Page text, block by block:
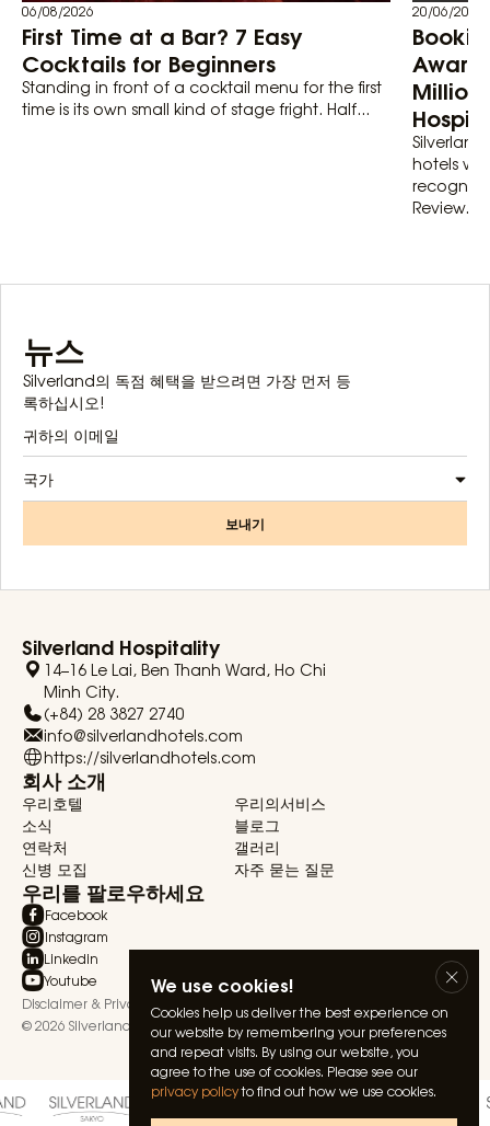
We use cookies!
Cookies help us deliver the best experience on
our website by remembering your preferences
and repeat visits. By using our website, you
agree to the use of cookies. Please see our
privacy policyto find out how we use cookies.
06/08/2026
First Time at a Bar? 7 Easy
Cocktails for Beginners
Standing in front of a cocktail menu for the first
time is its own small kind of stage fright. Half...
20/06/2026
hotels
Review...
뉴스
Silverland의 독점 혜택을 받으려면 가장 먼저 등
록하십시오!
국가
보내기
Silverland Hospitality
14–16 Le Lai, Ben Thanh Ward, Ho Chi
Minh City.
(+84) 28 3827 2740
info@silverlandhotels.com
https://silverlandhotels.com
회사 소개
우리호텔
우리의서비스
소식
블로그
연락처
갤러리
신병 모집
자주 묻는 질문
우리를 팔로우하세요
Facebook
Instagram
Linkedin
Youtube
Disclaimer & Privacy Statement
Terms & Conditions
© 2026 Silverland Hospitality. All rights reserved.